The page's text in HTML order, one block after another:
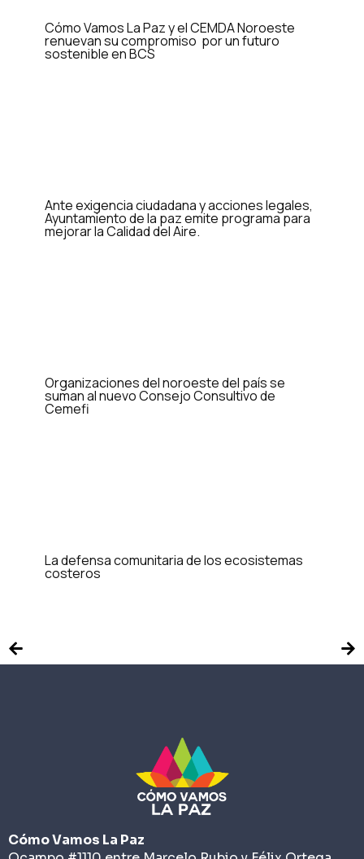
Cómo Vamos La Paz y el CEMDA Noroeste
renuevan su compromiso por un futuro
sostenible en BCS
Ante exigencia ciudadana y acciones legales,
Ayuntamiento de la paz emite programa para
mejorar la Calidad del Aire.
Organizaciones del noroeste del país se
suman al nuevo Consejo Consultivo de
Cemefi
La defensa comunitaria de los ecosistemas
costeros
Cómo Vamos La Paz